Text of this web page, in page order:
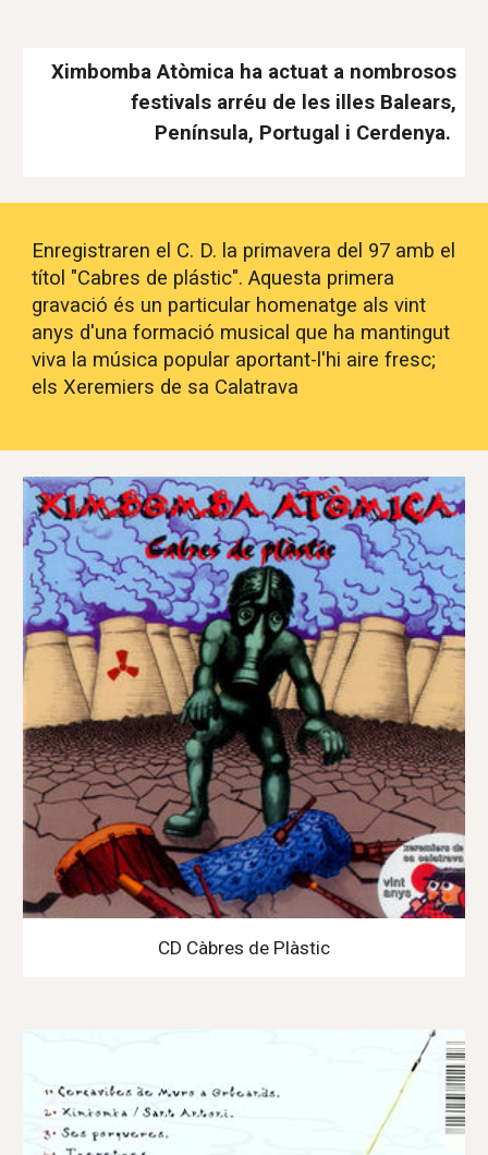
Ximbomba Atòmica ha actuat a nombrosos
festivals arréu de les illes Balears,
Península, Portugal i Cerdenya.
Enregistraren el C. D. la primavera del 97 amb el
títol "Cabres de plástic". Aquesta primera
gravació és un particular homenatge als vint
anys d'una formació musical que ha mantingut
viva la música popular aportant-l'hi aire fresc;
els Xeremiers de sa Calatrava
CD Càbres de Plàstic